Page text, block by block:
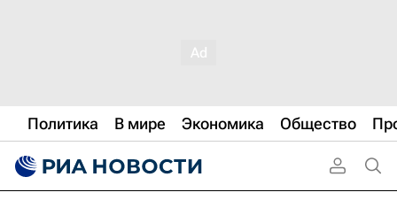
Политика В мире Экономика Общество